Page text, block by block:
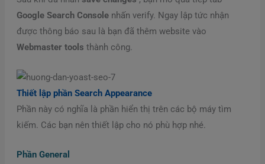
Google Search Consolenhấn verify. Ngay lập tức nhận
được thông báo sau là bạn đã thêm website vào
Webmaster tools thành công.
Thiết lập phần Search Appearance
Phần này có nghĩa là phần hiển thị trên các bộ máy tìm
kiếm. Các bạn nên thiết lập cho nó phù hợp nhé.
Phần General